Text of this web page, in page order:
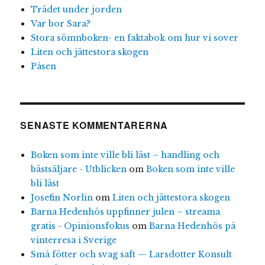
Trädet under jorden
Var bor Sara?
Stora sömnboken- en faktabok om hur vi sover
Liten och jättestora skogen
Påsen
SENASTE KOMMENTARERNA
Boken som inte ville bli läst – handling och
bästsäljare - Utblickenom Boken som inte ville
bli läst
Josefin Norlinom Liten och jättestora skogen
Barna Hedenhös uppfinner julen – streama
gratis - Opinionsfokus om Barna Hedenhös på
vinterresa i Sverige
Små fötter och svag saft — Larsdotter Konsult